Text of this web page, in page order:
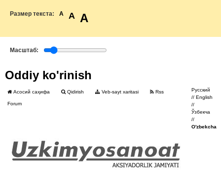
Размер текста: A A A
Масштаб:
Oddiy ko'rinish
Асосий саҳифа Qidirish Veb-sayt xaritasi Rss
Forum
Русский
//English
//
Ўзбекча
//
O'zbekcha